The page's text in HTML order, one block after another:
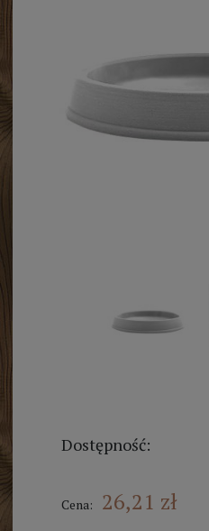
Dostępność:
Cena: 26,21 zł